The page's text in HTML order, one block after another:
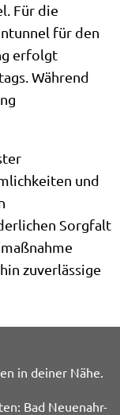
Für die
für den
erfolgt
Während
und
Sorgfalt
zuverlässige
in deiner Nähe.
Bad Neuenahr-